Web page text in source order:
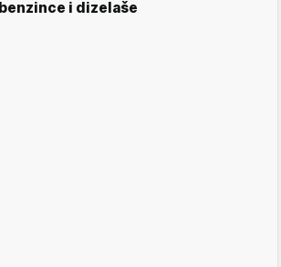
benzince i dizelaše